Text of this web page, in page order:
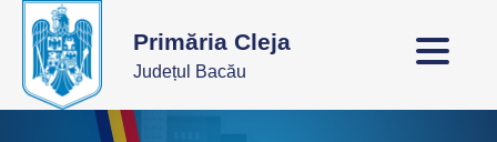
Primăria Cleja
Județul Bacău